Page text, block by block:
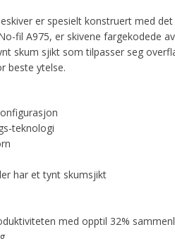
er spesielt konstruert med
fil A975, er skivene fargekodede
skum sjikt som tilpasser seg
beste ytelse.
teknologi
har et tynt skumsjikt
med opptil 32%